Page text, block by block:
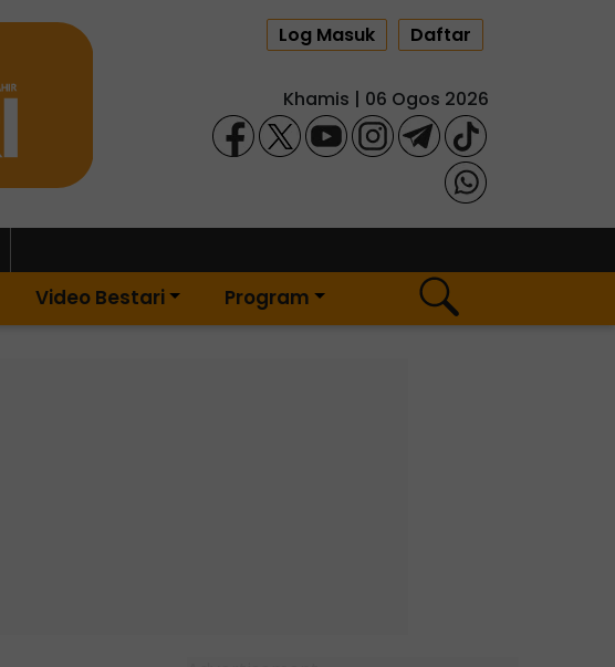
Log Masuk Daftar
Khamis | 06 Ogos 2026
Video Bestari Program